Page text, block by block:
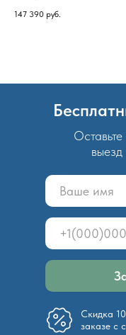
147 390 руб.
Скидка
заказе с